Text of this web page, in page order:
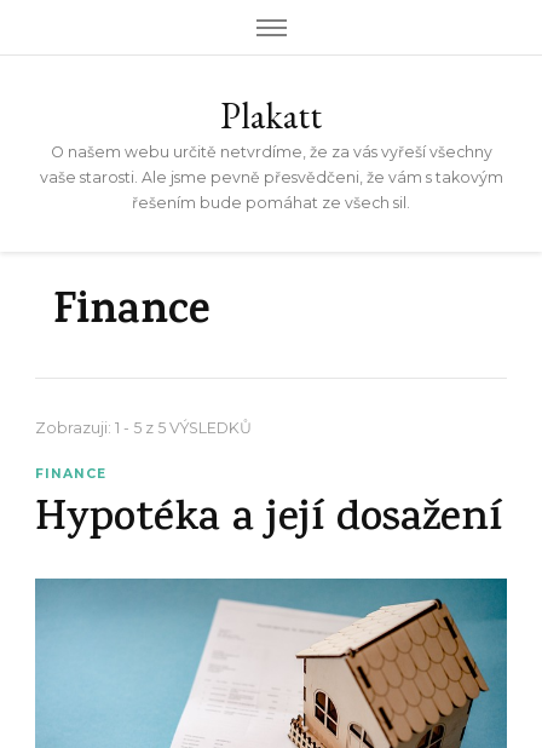
Plakatt
O našem webu určitě netvrdíme, že za vás vyřeší všechny
vaše starosti. Ale jsme pevně přesvědčeni, že vám s takovým
řešením bude pomáhat ze všech sil.
Finance
Zobrazuji: 1 - 5 z 5 VÝSLEDKŮ
FINANCE
Hypotéka a její dosažení